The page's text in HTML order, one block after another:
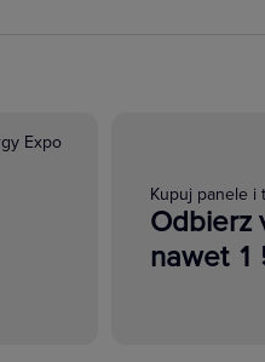
Kupuj panele i
Odbierz
nawet 1